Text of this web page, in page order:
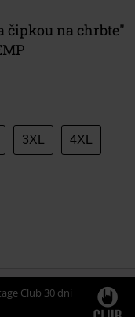
na chrbte"
3XL 4XL
Club 30 dní